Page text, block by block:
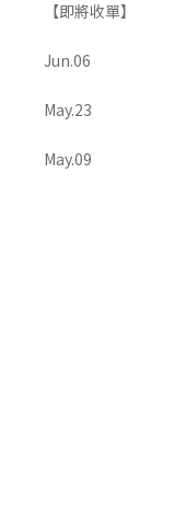
OUTERS 外套
ACCESSORIES 配飾
【即將收單】
Jun.06
May.23
May.09